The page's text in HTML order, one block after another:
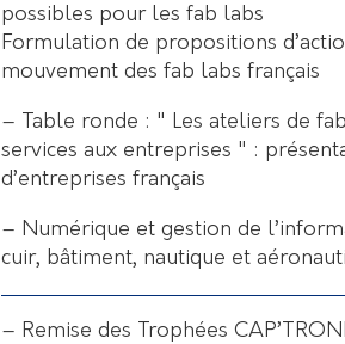
possibles pour les fab labs
Formulation de propositions
mouvement des fab labs français
– Table ronde : " Les ateliers de
services aux entreprises " :
d’entreprises français
– Numérique et gestion de
cuir, bâtiment, nautique et
– Remise des Trophées